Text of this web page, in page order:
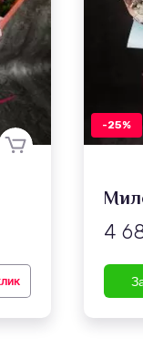
-25%
4